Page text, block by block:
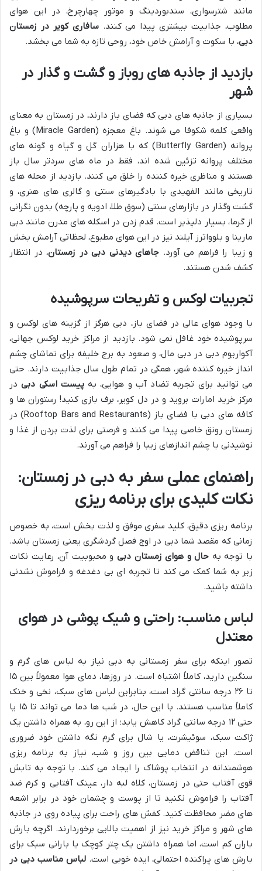
مانند شترسواری، سندبوردینگ و موتور چهارچرخ، در این هوای
مطلوب، جذابیت بیشتری پیدا می کنند.سافاری کویر در زمستان
دبی، با سکوت و آرامش خاص خود، روحی تازه به شما می بخشد.
بازدید از جاذبه های روباز و گشت و گذار در
شهر
بسیاری از جاذبه های دبی که فضای باز دارند، در زمستان به معنای
واقعی کلمه شکوفا می شوند. باغ معجزه (Miracle Garden) و باغ
پروانه (Butterfly Garden) که با هزاران گل و گیاه و گونه های
مختلف پروانه تزئین شده اند، فقط در ماه های سردتر سال باز
هستند و مناظری خیره کننده را خلق می کنند. بازدید از محله های
تاریخی مانند الفهیدی با بادگیرهای سنتی و گالری های هنری، و
گشت وگذار در بازارهای سنتی (سوق طلا، ادویه و پارچه) بدون نگرانی
از گرما، بسیار دلپذیر است. قدم زدن در اسکله های مدرن مانند دبی
مارینا و بلوواترز آیلند نیز در این هوای مطبوع، لحظاتی آرامش بخش
و زیبا را فراهم می آورد. جاهای دیدنی دبی در زمستان، در انتظار
کشف شدن هستند.
تجربیات لوکس و تفریحات سرپوشیده
با وجود هوای عالی در فضای باز، دبی هرگز از گزینه های لوکس و
سرپوشیده خود غافل نمی شود. بازدید از مراکز خرید لوکس جهانی،
آکواریوم دبی در دبی مال، و صعود به برج خلیفه برای تماشای چشم
انداز خیره کننده شهر، همگی در تمام طول سال جذابیت دارند. حتی
می توانید برای تجربه تضاد آب و هوایی، بهپیست اسکی دبیدر
مرکز خرید امارات بروید و در دل کویر، برف بازی کنید! رستوران ها و
کافه های دبی با فضای باز (Rooftop Bars and Restaurants) در
زمستان رونق خاصی پیدا می کنند و فرصتی برای لذت بردن از غذا و
نوشیدنی با چشم اندازهای زیبا را فراهم می آورند.
راهنمای عملی سفر به دبی در زمستان:
نکات کلیدی برای برنامه ریزی
برنامه ریزی دقیق، کلید سفری موفق و لذت بخش است، به خصوص
زمانی که مقصد شما دبی در اوج فصل گردشگری یعنی زمستان باشد.
با توجه به حال و هوای زمستان دبی و محبوبیت آن، رعایت نکات
زیر به شما کمک می کند تا تجربه ای بی دغدغه و فراموش نشدنی
داشته باشید.
لباس مناسب: راحتی و شیک پوشی در هوای
معتدل
تصور اینکه برای سفر زمستانی به دبی نیاز به لباس های گرم و
سنگین دارید، کاملاً اشتباه است. در روزها، دمای هوا معمولاً بین ۱۵
تا ۲۶ درجه سانتی گراد است، بنابراین لباس های سبک، نخی و خنک
کاملاً مناسب هستند. با این حال، در شب ها دما می تواند تا ۱۵ یا
حتی ۱۲ درجه سانتی گراد کاهش یابد؛ از این رو، به همراه داشتن یک
ژاکت سبک، سوئیشرت، یا شال برای گرم نگه داشتن خود ضروری
است. این تناقض دمایی بین روز و شب، نیاز به برنامه ریزی
هوشمندانه در انتخاب پوشاک را ایجاد می کند. با توجه به تابش
قوی آفتاب حتی در زمستان، کلاه لبه دار، عینک آفتابی و کرم ضد
آفتاب را فراموش نکنید تا از پوست و چشمان خود در برابر اشعه
های مضر محافظت کنید. کفش های راحت برای پیاده روی در جاذبه
های شهر و مراکز خرید نیز از اهمیت بالایی برخوردارند. اگرچه بارش
باران کم است، اما همراه داشتن یک چتر کوچک یا بارانی سبک برای
بارش های پراکنده احتمالی، ایده خوبی است. لباس مناسب دبی در